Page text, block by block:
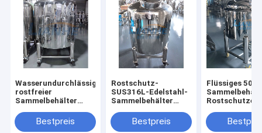
Wasserundurchlässiger
rostfreier
Sammelbehälter
Bestpreis
Rostschutz-
SUS316L-Edelstahl-
Sammelbehälter
für das Lotions-
Mischen
Bestpreis
Flüssiges